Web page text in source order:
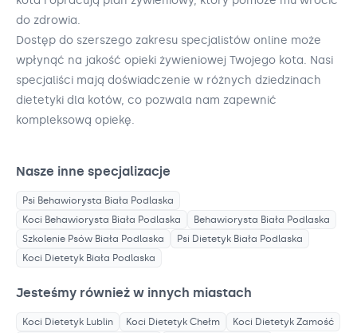
do zdrowia.
Dostęp do szerszego zakresu specjalistów online może
wpłynąć na jakość opieki żywieniowej Twojego kota. Nasi
specjaliści mają doświadczenie w różnych dziedzinach
dietetyki dla kotów, co pozwala nam zapewnić
kompleksową opiekę.
Nasze inne specjalizacje
Psi Behawiorysta Biała Podlaska
Koci Behawiorysta Biała Podlaska Behawiorysta Biała Podlaska
Szkolenie Psów Biała Podlaska Psi Dietetyk Biała Podlaska
Koci Dietetyk Biała Podlaska
Jesteśmy również w innych miastach
Koci Dietetyk Lublin Koci Dietetyk Chełm Koci Dietetyk Zamość